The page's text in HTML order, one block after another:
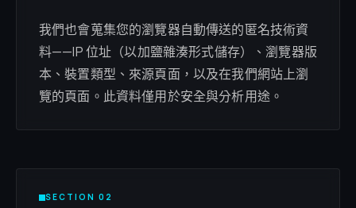
我們也會蒐集您的瀏覽器自動傳送的匿名技術資
料——IP 位址（以加鹽雜湊形式儲存）、瀏覽器版
本、裝置類型、來源頁面，以及在我們網站上瀏
覽的頁面。此資料僅用於安全與分析用途。
SECTION 02